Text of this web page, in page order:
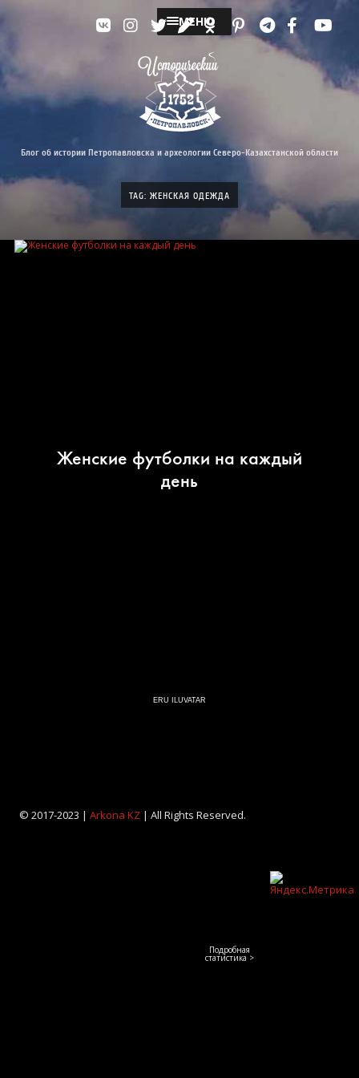
МЕНЮ
Блог об истории Петропавловска и археологии Северо-Казахстанской области
TAG: ЖЕНСКАЯ ОДЕЖДА
Женские футболки на каждый
день
ERU ILUVATAR
© 2017-2023 | Arkona KZ| All Rights Reserved.
Подробная
статистика >